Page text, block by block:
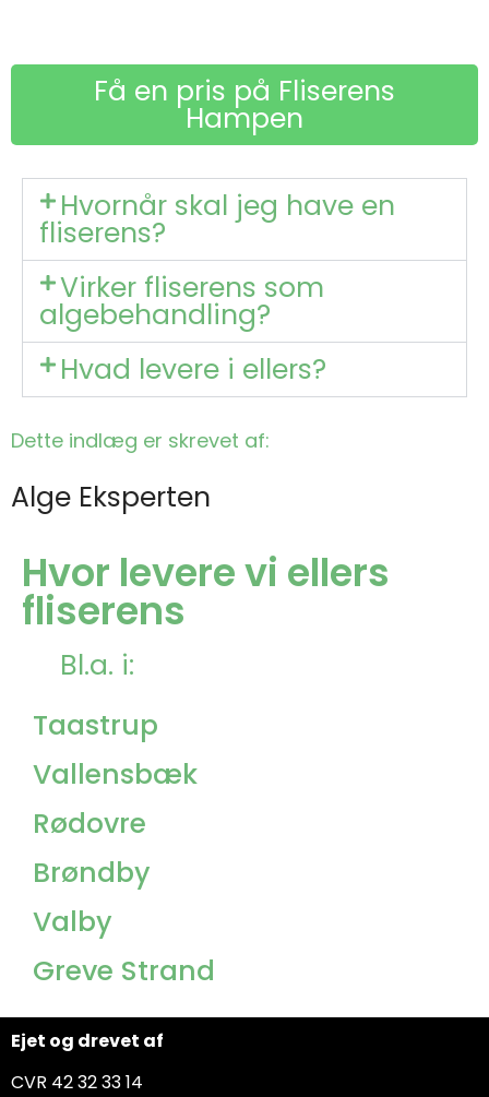
Få en pris på Fliserens
Hampen
Hvornår skal jeg have en
fliserens?
Virker fliserens som
algebehandling?
Hvad levere i ellers?
Dette indlæg er skrevet af:
Alge Eksperten
Hvor levere vi ellers
fliserens
Bl.a. i:
Taastrup
Vallensbæk
Rødovre
Brøndby
Valby
Greve Strand
Ejet og drevet af
CVR 42 32 33 14